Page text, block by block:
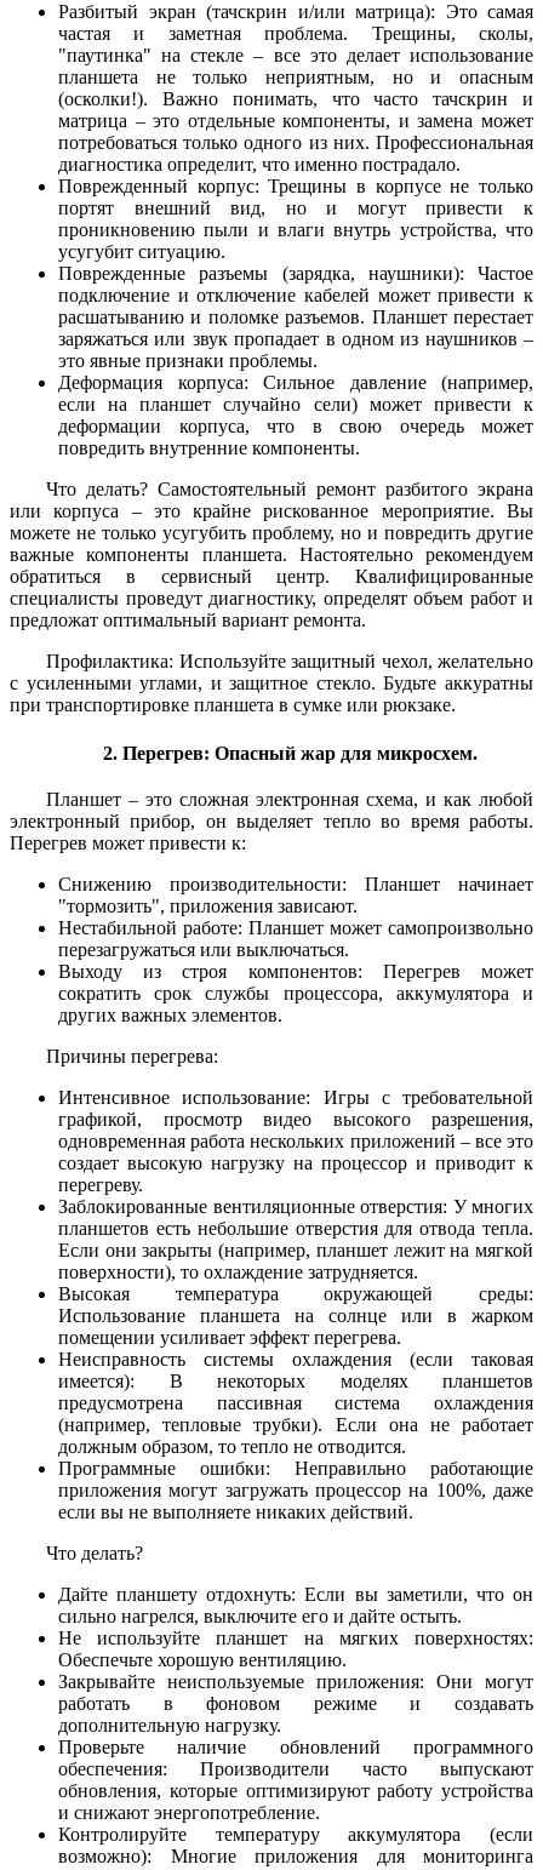
Разбитый экран (тачскрин и/или матрица): Это самая
частая и заметная проблема. Трещины, сколы,
"паутинка" на стекле – все это делает использование
планшета не только неприятным, но и опасным
(осколки!). Важно понимать, что часто тачскрин и
матрица – это отдельные компоненты, и замена может
потребоваться только одного из них. Профессиональная
диагностика определит, что именно пострадало.
Поврежденный корпус: Трещины в корпусе не только
портят внешний вид, но и могут привести к
проникновению пыли и влаги внутрь устройства, что
усугубит ситуацию.
Поврежденные разъемы (зарядка, наушники): Частое
подключение и отключение кабелей может привести к
расшатыванию и поломке разъемов. Планшет перестает
заряжаться или звук пропадает в одном из наушников –
это явные признаки проблемы.
Деформация корпуса: Сильное давление (например,
если на планшет случайно сели) может привести к
деформации корпуса, что в свою очередь может
повредить внутренние компоненты.
Что делать? Самостоятельный ремонт разбитого экрана
или корпуса – это крайне рискованное мероприятие. Вы
можете не только усугубить проблему, но и повредить другие
важные компоненты планшета. Настоятельно рекомендуем
обратиться в сервисный центр. Квалифицированные
специалисты проведут диагностику, определят объем работ и
предложат оптимальный вариант ремонта.
Профилактика: Используйте защитный чехол, желательно
с усиленными углами, и защитное стекло. Будьте аккуратны
при транспортировке планшета в сумке или рюкзаке.
2. Перегрев: Опасный жар для микросхем.
Планшет – это сложная электронная схема, и как любой
электронный прибор, он выделяет тепло во время работы.
Перегрев может привести к:
Снижению производительности: Планшет начинает
"тормозить", приложения зависают.
Нестабильной работе: Планшет может самопроизвольно
перезагружаться или выключаться.
Выходу из строя компонентов: Перегрев может
сократить срок службы процессора, аккумулятора и
других важных элементов.
Причины перегрева:
Интенсивное использование: Игры с требовательной
графикой, просмотр видео высокого разрешения,
одновременная работа нескольких приложений – все это
создает высокую нагрузку на процессор и приводит к
перегреву.
Заблокированные вентиляционные отверстия: У многих
планшетов есть небольшие отверстия для отвода тепла.
Если они закрыты (например, планшет лежит на мягкой
поверхности), то охлаждение затрудняется.
Высокая температура окружающей среды:
Использование планшета на солнце или в жарком
помещении усиливает эффект перегрева.
Неисправность системы охлаждения (если таковая
имеется): В некоторых моделях планшетов
предусмотрена пассивная система охлаждения
(например, тепловые трубки). Если она не работает
должным образом, то тепло не отводится.
Программные ошибки: Неправильно работающие
приложения могут загружать процессор на 100%, даже
если вы не выполняете никаких действий.
Что делать?
Дайте планшету отдохнуть: Если вы заметили, что он
сильно нагрелся, выключите его и дайте остыть.
Не используйте планшет на мягких поверхностях:
Обеспечьте хорошую вентиляцию.
Закрывайте неиспользуемые приложения: Они могут
работать в фоновом режиме и создавать
дополнительную нагрузку.
Проверьте наличие обновлений программного
обеспечения: Производители часто выпускают
обновления, которые оптимизируют работу устройства
и снижают энергопотребление.
Контролируйте температуру аккумулятора (если
возможно): Многие приложения для мониторинга